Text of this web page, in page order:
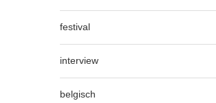
festival
interview
belgisch